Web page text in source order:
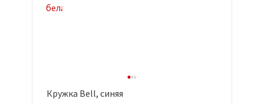
Кружка Bell, синяя